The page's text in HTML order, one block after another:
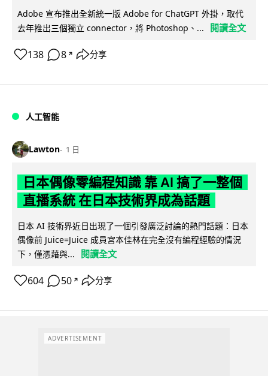
Adobe 宣布推出全新統一版 Adobe for ChatGPT 外掛，取代
去年推出三個獨立 connector，將 Photoshop、...
閱讀全文
138 8 ↗ 分享
人工智能
Lawton 1 日
日本偶像零編程知識 靠 AI 搞了一整個
直播系統 在日本技術界成為話題
日本 AI 技術界近日出現了一個引發廣泛討論的熱門話題：日本
偶像前 Juice=Juice 成員宮本佳林在完全沒有編程經驗的情況
下，僅憑藉與...
閱讀全文
604 50 ↗ 分享
ADVERTISEMENT